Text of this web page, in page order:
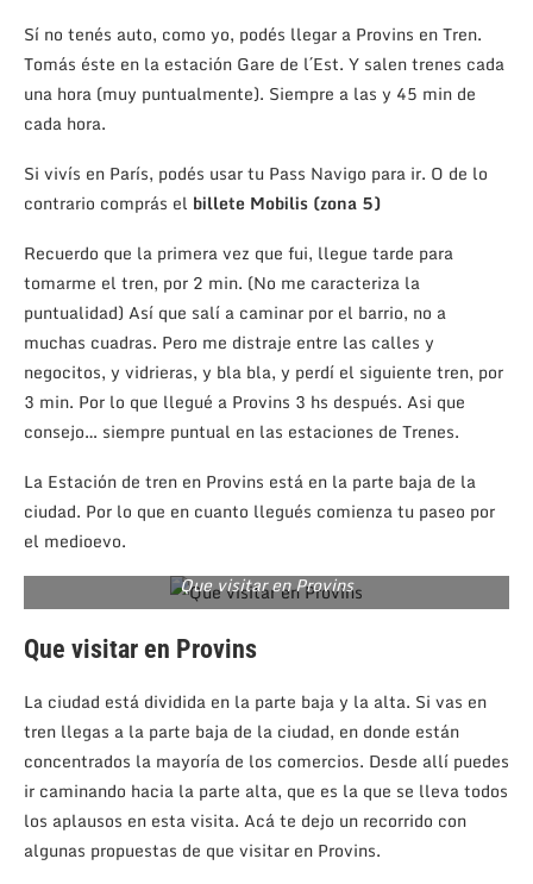
Sí no tenés auto, como yo, podés llegar a Provins en Tren.
Tomás éste en la estación Gare de l´Est. Y salen trenes cada
una hora (muy puntualmente). Siempre a las y 45 min de
cada hora.
Si vivís en París, podés usar tu Pass Navigo para ir. O de lo
contrario comprás el billete Mobilis (zona 5)
Recuerdo que la primera vez que fui, llegue tarde para
tomarme el tren, por 2 min. (No me caracteriza la
puntualidad) Así que salí a caminar por el barrio, no a
muchas cuadras. Pero me distraje entre las calles y
negocitos, y vidrieras, y bla bla, y perdí el siguiente tren, por
3 min. Por lo que llegué a Provins 3 hs después. Asi que
consejo… siempre puntual en las estaciones de Trenes.
La Estación de tren en Provins está en la parte baja de la
ciudad. Por lo que en cuanto llegués comienza tu paseo por
el medioevo.
Que visitar en Provins
Que visitar en Provins
La ciudad está dividida en la parte baja y la alta. Si vas en
tren llegas a la parte baja de la ciudad, en donde están
concentrados la mayoría de los comercios. Desde allí puedes
ir caminando hacia la parte alta, que es la que se lleva todos
los aplausos en esta visita. Acá te dejo un recorrido con
algunas propuestas de que visitar en Provins.